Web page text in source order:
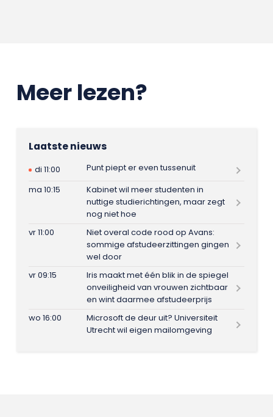
Meer lezen?
Laatste nieuws
di 11:00
Punt piept er even tussenuit
ma 10:15
Kabinet wil meer studenten in
nuttige studierichtingen, maar zegt
nog niet hoe
vr 11:00
Niet overal code rood op Avans:
sommige afstudeerzittingen gingen
wel door
vr 09:15
Iris maakt met één blik in de spiegel
onveiligheid van vrouwen zichtbaar
en wint daarmee afstudeerprijs
wo 16:00
Microsoft de deur uit? Universiteit
Utrecht wil eigen mailomgeving